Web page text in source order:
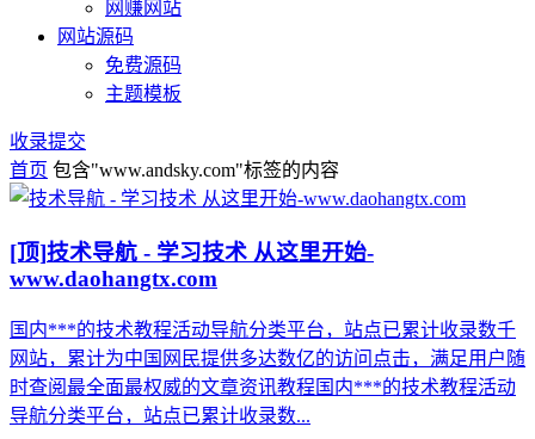
网赚网站
网站源码
免费源码
主题模板
收录提交
首页 包含"www.andsky.com"标签的内容
[顶]技术导航 - 学习技术 从这里开始-
www.daohangtx.com
国内***的技术教程活动导航分类平台，站点已累计收录数千
网站，累计为中国网民提供多达数亿的访问点击，满足用户随
时查阅最全面最权威的文章资讯教程国内***的技术教程活动
导航分类平台，站点已累计收录数...